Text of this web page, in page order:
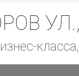
класса,